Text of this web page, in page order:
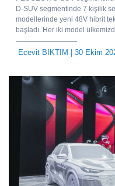
D-SUV segmentinde 7 kişilik
modellerinde yeni 48V hibrit
başladı. Her iki model
Ecevit BIKTIM | 30 Ekim